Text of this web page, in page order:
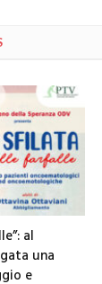
al
una
e